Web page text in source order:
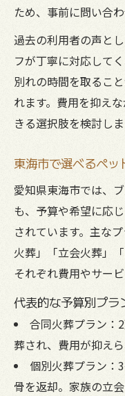
ため、事前に問い合
過去の利用者の声と
フが丁寧に対応して
別れの時間を取るこ
れます。費用を抑え
きる選択肢を検討しま
東海市で選べるペッ
愛知県東海市では、
も、予算や希望に応
されています。主な
火葬」「立会火葬」
それぞれ費用やサー
代表的な予算別プラ
合同火葬プラン：
葬され、費用が抑えら
個別火葬プラン：
骨を返却。家族の立